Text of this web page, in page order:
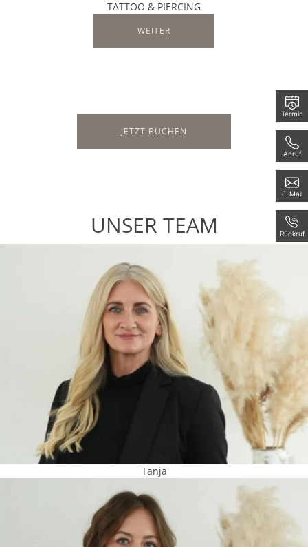
TATTOO & PIERCING
WEITER
JETZT BUCHEN
UNSER TEAM
Tanja
Termin
Anruf
E-Mail
Rückruf